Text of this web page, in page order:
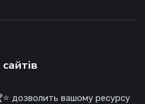
дозволить вашому ресурсу